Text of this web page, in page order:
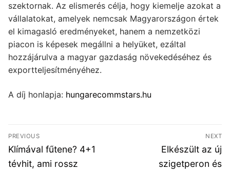
szektornak. Az elismerés célja, hogy kiemelje azokat a
vállalatokat, amelyek nemcsak Magyarországon értek
el kimagasló eredményeket, hanem a nemzetközi
piacon is képesek megállni a helyüket, ezáltal
hozzájárulva a magyar gazdaság növekedéséhez és
exportteljesítményéhez.
A díj honlapja: hungarecommstars.hu
Bejegyzés
navigáció
PREVIOUS
Previous
post:
Klímával fűtene? 4+1
tévhit, ami rossz
NEXT
Next
post:
Elkészült az új
szigetperon és